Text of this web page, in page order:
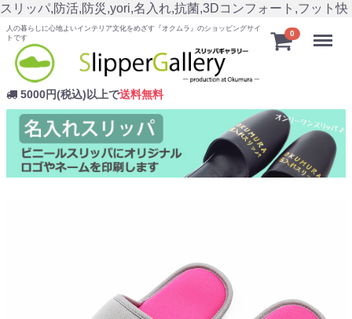
スリッパ,防活,防災,yori,名入れ,抗菌,3Dコンフォート,フット快
人の暮らしに心地よいインテリア文化をめざす『オクムラ』のショッピングサイ
トです
5000円(税込)以上で送料無料
0 Menu